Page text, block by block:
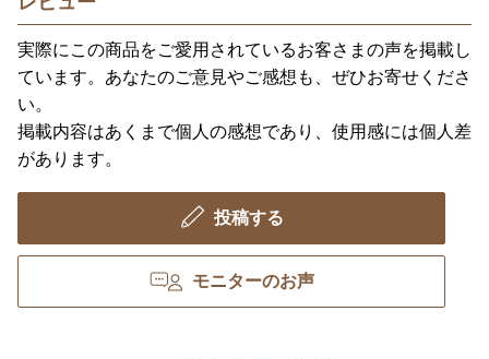
実際にこの商品をご愛用されているお客さまの声を掲載し
ています。あなたのご意見やご感想も、ぜひお寄せくださ
い。
掲載内容はあくまで個人の感想であり、使用感には個人差
があります。
投稿する
モニターのお声